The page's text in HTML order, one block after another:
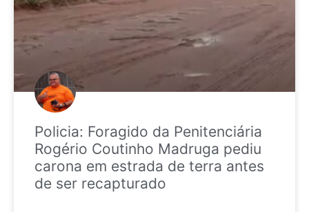
Policia: Foragido da Penitenciária
Rogério Coutinho Madruga pediu
carona em estrada de terra antes
de ser recapturado